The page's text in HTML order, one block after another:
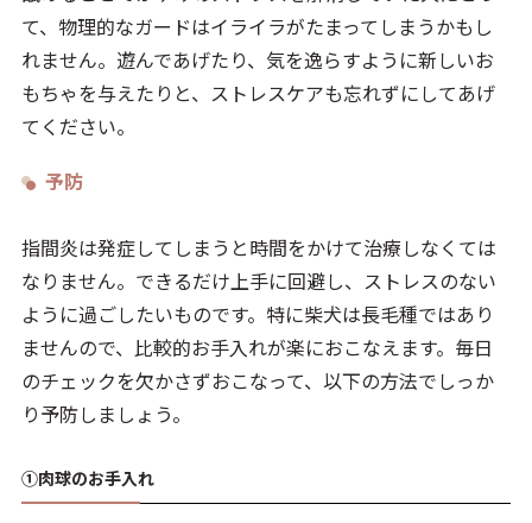
て、物理的なガードはイライラがたまってしまうかもし
れません。遊んであげたり、気を逸らすように新しいお
もちゃを与えたりと、ストレスケアも忘れずにしてあげ
てください。
予防
指間炎は発症してしまうと時間をかけて治療しなくては
なりません。できるだけ上手に回避し、ストレスのない
ように過ごしたいものです。特に柴犬は長毛種ではあり
ませんので、比較的お手入れが楽におこなえます。毎日
のチェックを欠かさずおこなって、以下の方法でしっか
り予防しましょう。
①肉球のお手入れ